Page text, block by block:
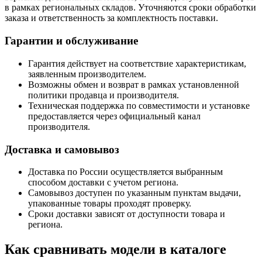
в рамках региональных складов. Уточняются сроки обработки
заказа и ответственность за комплектность поставки.
Гарантии и обслуживание
Гарантия действует на соответствие характеристикам,
заявленным производителем.
Возможны обмен и возврат в рамках установленной
политики продавца и производителя.
Техническая поддержка по совместимости и установке
предоставляется через официальный канал
производителя.
Доставка и самовывоз
Доставка по России осуществляется выбранным
способом доставки с учетом региона.
Самовывоз доступен по указанным пунктам выдачи,
упакованные товары проходят проверку.
Сроки доставки зависят от доступности товара и
региона.
Как сравнивать модели в каталоге